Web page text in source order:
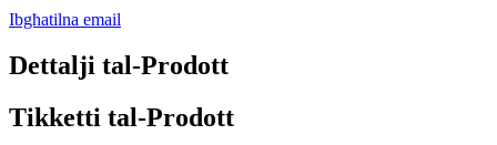
Ibgħatilna email
Dettalji tal-Prodott
Tikketti tal-Prodott